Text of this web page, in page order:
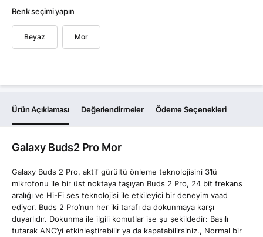
Renk seçimi yapın
Beyaz Mor
Ürün Açıklaması Değerlendirmeler Ödeme Seçenekleri
Galaxy Buds2 Pro Mor
Galaxy Buds 2 Pro, aktif gürültü önleme teknolojisini 3’lü
mikrofonu ile bir üst noktaya taşıyan Buds 2 Pro, 24 bit frekans
aralığı ve Hi-Fi ses teknolojisi ile etkileyici bir deneyim vaad
ediyor. Buds 2 Pro’nun her iki tarafı da dokunmaya karşı
duyarlıdır. Dokunma ile ilgili komutlar ise şu şekildedir: Basılı
tutarak ANC’yi etkinleştirebilir ya da kapatabilirsiniz., Normal bir